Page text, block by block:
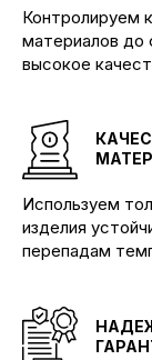
Контролируем
материалов до
высокое
Используем
изделия
перепадам